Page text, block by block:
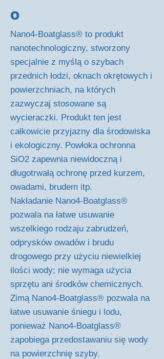
O
Nano4-Boatglass® to produkt
nanotechnologiczny, stworzony
specjalnie z myślą o szybach
przednich łodzi, oknach okrętowych i
powierzchniach, na których
zazwyczaj stosowane są
wycieraczki. Produkt ten jest
całkowicie przyjazny dla środowiska
i ekologiczny. Powłoka ochronna
SiO2 zapewnia niewidoczną i
długotrwałą ochronę przed kurzem,
owadami, brudem itp.
Nakładanie Nano4-Boatglass®
pozwala na łatwe usuwanie
wszelkiego rodzaju zabrudzeń,
odprysków owadów i brudu
drogowego przy użyciu niewielkiej
ilości wody; nie wymaga użycia
sprzętu ani środków chemicznych.
Zimą Nano4-Boatglass® pozwala na
łatwe usuwanie śniegu i lodu,
ponieważ Nano4-Boatglass®
zapobiega przedostawaniu się wody
na powierzchnię szyby.